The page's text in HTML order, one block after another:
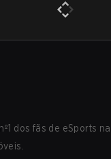
dos fãs de eSports